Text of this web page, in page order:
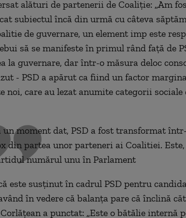
alături de partenerii de Coaliție: „Am
subiectul încă din urmă cu câteva
de guvernare, un element imp este
să se manifeste în primul rând față de
la guvernare, dar într-o măsura deloc
- PSD a apărut ca fiind un factor
noi, care au lezat anumite categorii sociale
un moment dat, PSD a fost transformat
din partea unor parteneri ai Coalitiei.
numărul unu în Parlament
este susținut în cadrul PSD pentru
în vedere că balanța pare că înclină
a punctat: „Este o bătălie internă